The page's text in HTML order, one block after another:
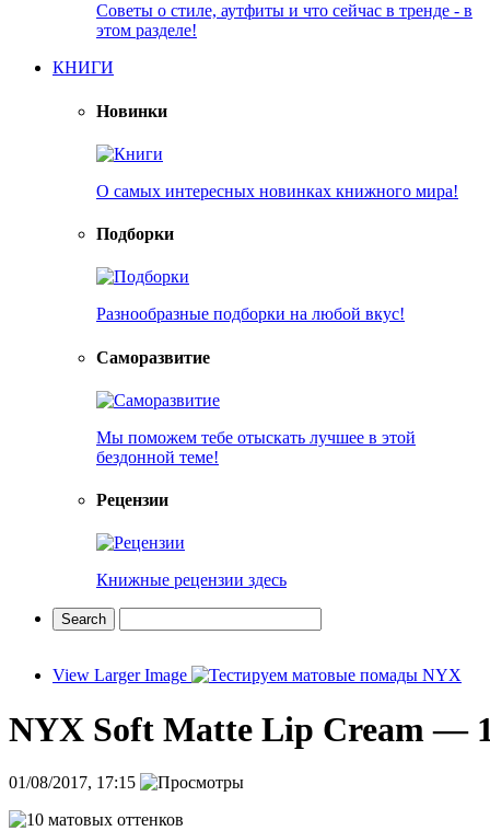
Советы о стиле, аутфиты и что сейчас в тренде - в
этом разделе!
КНИГИ
Новинки
О самых интересных новинках книжного мира!
Подборки
Разнообразные подборки на любой вкус!
Саморазвитие
Мы поможем тебе отыскать лучшее в этой
бездонной теме!
Рецензии
Книжные рецензии здесь
View Larger Image
NYX Soft Matte Lip Cream —
01/08/2017, 17:15